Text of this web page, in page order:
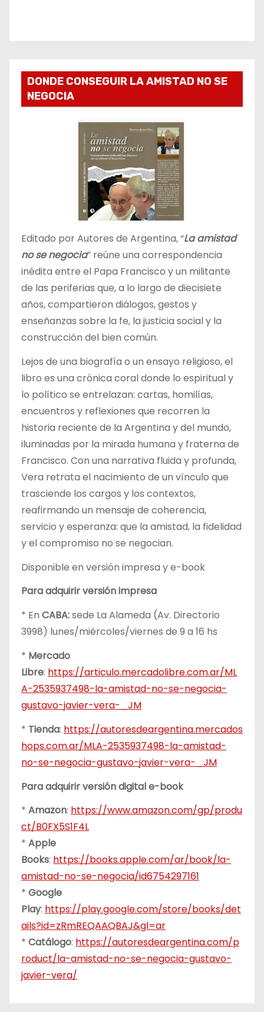
DONDE CONSEGUIR LA AMISTAD NO SE
NEGOCIA
Editado por Autores de Argentina, “La amistad
no se negocia” reúne una correspondencia
inédita entre el Papa Francisco y un militante
de las periferias que, a lo largo de diecisiete
años, compartieron diálogos, gestos y
enseñanzas sobre la fe, la justicia social y la
construcción del bien común.
Lejos de una biografía o un ensayo religioso, el
libro es una crónica coral donde lo espiritual y
lo político se entrelazan: cartas, homilías,
encuentros y reflexiones que recorren la
historia reciente de la Argentina y del mundo,
iluminadas por la mirada humana y fraterna de
Francisco. Con una narrativa fluida y profunda,
Vera retrata el nacimiento de un vínculo que
trasciende los cargos y los contextos,
reafirmando un mensaje de coherencia,
servicio y esperanza: que la amistad, la fidelidad
y el compromiso no se negocian.
Disponible en versión impresa y e-book
Para adquirir versión impresa
* En CABA:sede La Alameda (Av. Directorio
3998) lunes/miércoles/viernes de 9 a 16 hs
* Mercado
Libre: https://articulo.mercadolibre.com.ar/ML
A-2535937498-la-amistad-no-se-negocia-
gustavo-javier-vera-_JM
* Tienda: https://autoresdeargentina.mercados
hops.com.ar/MLA-2535937498-la-amistad-
no-se-negocia-gustavo-javier-vera-_JM
Para adquirir versión digital e-book
* Amazon: https://www.amazon.com/gp/produ
ct/B0FX5S1F4L
* Apple
Books: https://books.apple.com/ar/book/la-
amistad-no-se-negocia/id6754297161
* Google
Play: https://play.google.com/store/books/det
ails?id=zRmREQAAQBAJ&gl=ar
* Catálogo: https://autoresdeargentina.com/p
roduct/la-amistad-no-se-negocia-gustavo-
javier-vera/